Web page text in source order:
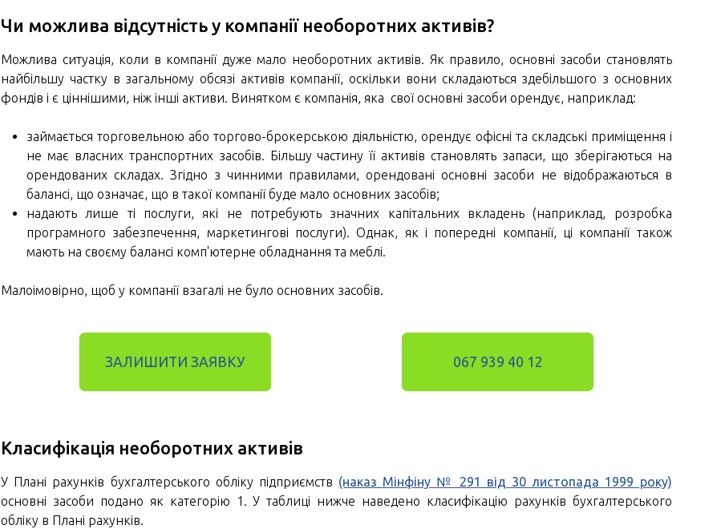
Чи можлива відсутність у компанії необоротних активів?
Можлива ситуація, коли в компанії дуже мало необоротних активів. Як правило, основні засоби становлять
найбільшу частку в загальному обсязі активів компанії, оскільки вони складаються здебільшого з основних
фондів і є ціннішими, ніж інші активи. Винятком є компанія, яка свої основні засоби орендує, наприклад:
займається торговельною або торгово-брокерською діяльністю, орендує офісні та складські приміщення і
не має власних транспортних засобів. Більшу частину її активів становлять запаси, що зберігаються на
орендованих складах. Згідно з чинними правилами, орендовані основні засоби не відображаються в
балансі, що означає, що в такої компанії буде мало основних засобів;
надають лише ті послуги, які не потребують значних капітальних вкладень (наприклад, розробка
програмного забезпечення, маркетингові послуги). Однак, як і попередні компанії, ці компанії також
мають на своєму балансі комп'ютерне обладнання та меблі.
Малоімовірно, щоб у компанії взагалі не було основних засобів.
ЗАЛИШИТИ ЗАЯВКУ 067 939 40 12
Класифікація необоротних активів
У Плані рахунків бухгалтерського обліку підприємств (наказ Мінфіну № 291 від 30 листопада 1999 року)
основні засоби подано як категорію 1. У таблиці нижче наведено класифікацію рахунків бухгалтерського
обліку в Плані рахунків.